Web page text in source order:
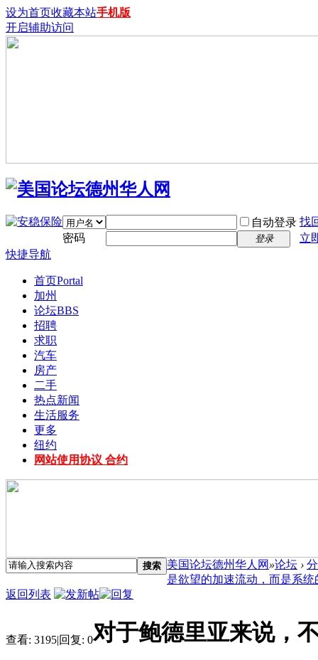
设为首页收藏本站手机版
开启辅助访问
自动登录 找
密码
登录
立
快捷导航
首页Portal
加州
论坛BBS
招聘
求职
汽车
房产
二手
热点新闻
生活服务
更多
纽约
网站使用协议 合约
搜索 美国论坛德州华人网 »论坛 ›
是欲望的加速流动，而是系统
返回列表
查看: 3195|回复: 0对于鲍德里亚来说，